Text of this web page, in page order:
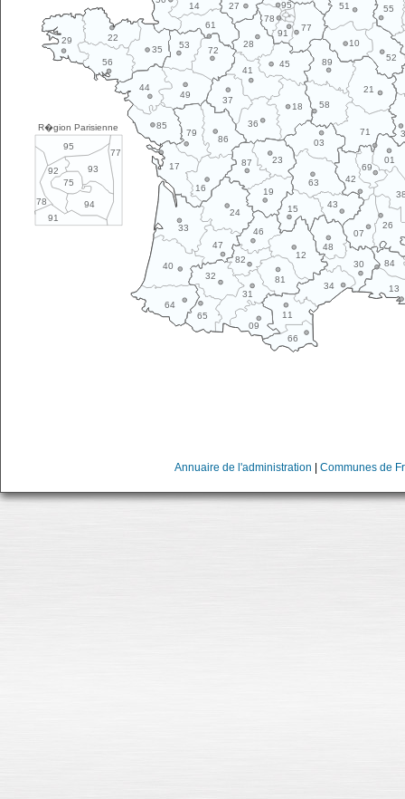
R�gion Parisienne
77
78
91
95
93
75
94
92
10
11
12
13
14
15
16
17
18
19
21
22
23
24
26
27
28
29
30
31
32
33
34
35
36
37
40
41
42
43
44
45
46
47
48
49
51
52
53
55
56
58
61
63
64
65
66
69
01
03
07
09
71
72
77
78
79
81
82 84
85
86
87
89
91
95
Annuaire de l'administration Communes de